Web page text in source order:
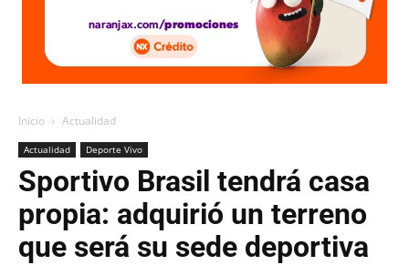
Inicio Actualidad
Actualidad Deporte Vivo
Sportivo Brasil tendrá casa
propia: adquirió un terreno
que será su sede deportiva